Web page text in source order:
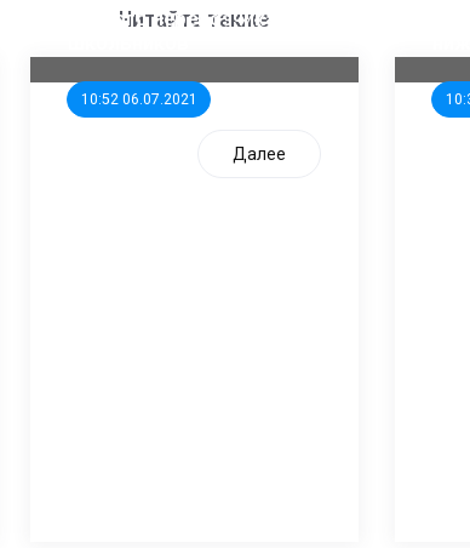
Читайте также
10:52 06.07.2021
единого перевозчика для
Далее